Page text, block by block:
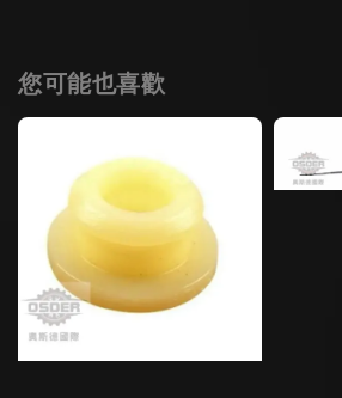
您可能也喜歡